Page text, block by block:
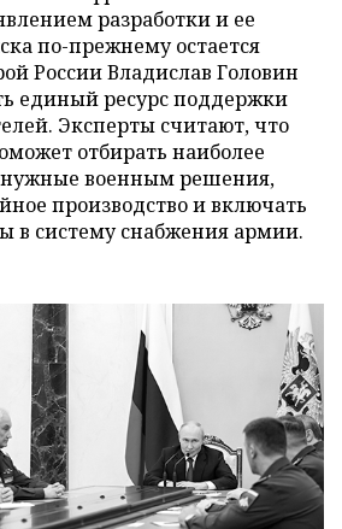
разработки и ее
по-прежнему остается
России Владислав Головин
единый ресурс поддержки
Эксперты считают, что
отбирать наиболее
военным решения,
производство и включать
в систему снабжения армии.